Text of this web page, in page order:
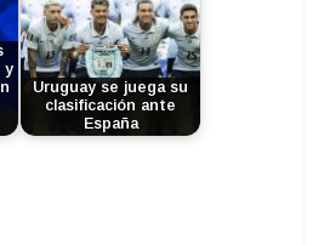
y
Uruguay se juega su
clasificación ante
España